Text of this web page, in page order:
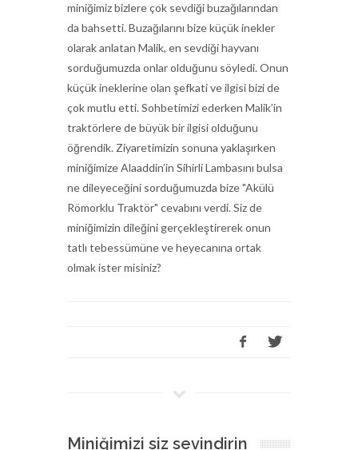
miniğimiz bizlere çok sevdiği buzağılarından
da bahsetti. Buzağılarını bize küçük inekler
olarak anlatan Malik, en sevdiği hayvanı
sorduğumuzda onlar olduğunu söyledi. Onun
küçük ineklerine olan şefkati ve ilgisi bizi de
çok mutlu etti. Sohbetimizi ederken Malik’in
traktörlere de büyük bir ilgisi olduğunu
öğrendik. Ziyaretimizin sonuna yaklaşırken
miniğimize Alaaddin’in Sihirli Lambasını bulsa
ne dileyeceğini sorduğumuzda bize "Akülü
Römorklu Traktör" cevabını verdi. Siz de
miniğimizin dileğini gerçekleştirerek onun
tatlı tebessümüne ve heyecanına ortak
olmak ister misiniz?
Miniğimizi siz sevindirin